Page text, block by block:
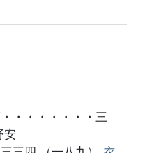
・・・・・・・三
安